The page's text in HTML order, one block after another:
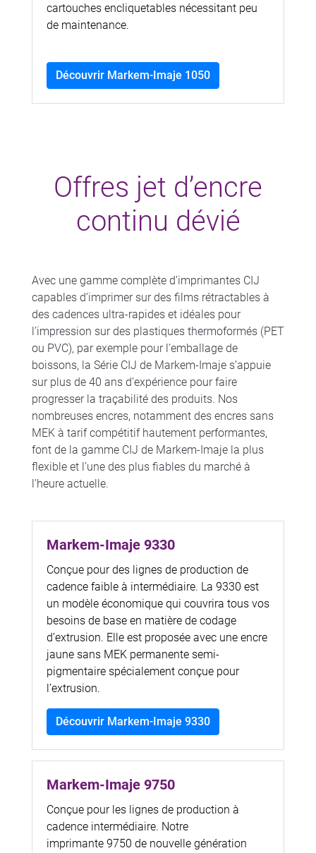
cartouches encliquetables nécessitant peu
de maintenance.
Découvrir Markem-Imaje 1050
Offres jet d’encre
continu dévié
Avec une gamme complète d’imprimantes CIJ
capables d’imprimer sur des films rétractables à
des cadences ultra-rapides et idéales pour
l’impression sur des plastiques thermoformés (PET
ou PVC), par exemple pour l’emballage de
boissons, la Série CIJ de Markem-Imaje s’appuie
sur plus de 40 ans d’expérience pour faire
progresser la traçabilité des produits. Nos
nombreuses encres, notamment des encres sans
MEK à tarif compétitif hautement performantes,
font de la gamme CIJ de Markem-Imaje la plus
flexible et l’une des plus fiables du marché à
l’heure actuelle.
Markem-Imaje 9330
Conçue pour des lignes de production de
cadence faible à intermédiaire. La 9330 est
un modèle économique qui couvrira tous vos
besoins de base en matière de codage
d’extrusion. Elle est proposée avec une encre
jaune sans MEK permanente semi-
pigmentaire spécialement conçue pour
l’extrusion.
Découvrir Markem-Imaje 9330
Markem-Imaje 9750
Conçue pour les lignes de production à
cadence intermédiaire. Notre
imprimante 9750 de nouvelle génération